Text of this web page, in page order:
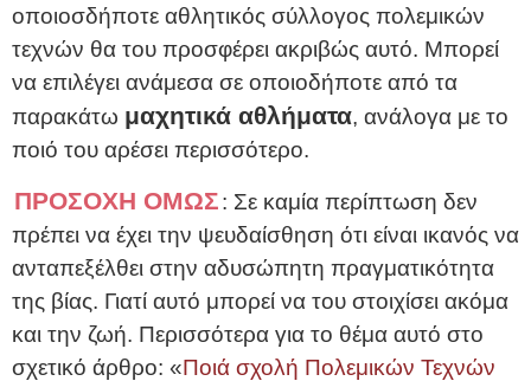
οποιοσδήποτε αθλητικός σύλλογος πολεμικών
τεχνών θα του προσφέρει ακριβώς αυτό. Μπορεί
να επιλέγει ανάμεσα σε οποιοδήποτε από τα
παρακάτω μαχητικά αθλήματα, ανάλογα με το
ποιό του αρέσει περισσότερο.
ΠΡΟΣΟΧΗ ΟΜΩΣ: Σε καμία περίπτωση δεν
πρέπει να έχει την ψευδαίσθηση ότι είναι ικανός να
ανταπεξέλθει στην αδυσώπητη πραγματικότητα
της βίας. Γιατί αυτό μπορεί να του στοιχίσει ακόμα
και την ζωή. Περισσότερα για το θέμα αυτό στο
σχετικό άρθρο: «Ποιά σχολή Πολεμικών Τεχνών